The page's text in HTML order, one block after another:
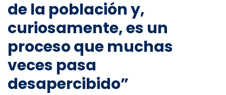
de la población y,
curiosamente, es un
proceso que muchas
veces pasa
desapercibido”